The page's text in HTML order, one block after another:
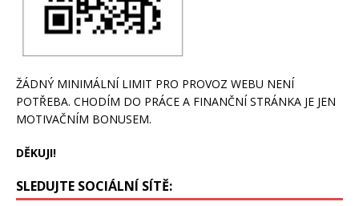
ŽÁDNÝ MINIMÁLNÍ LIMIT PRO PROVOZ WEBU NENÍ
POTŘEBA. CHODÍM DO PRÁCE A FINANČNÍ STRÁNKA JE JEN
MOTIVAČNÍM BONUSEM.
DĚKUJI!
SLEDUJTE SOCIÁLNÍ SÍTĚ: